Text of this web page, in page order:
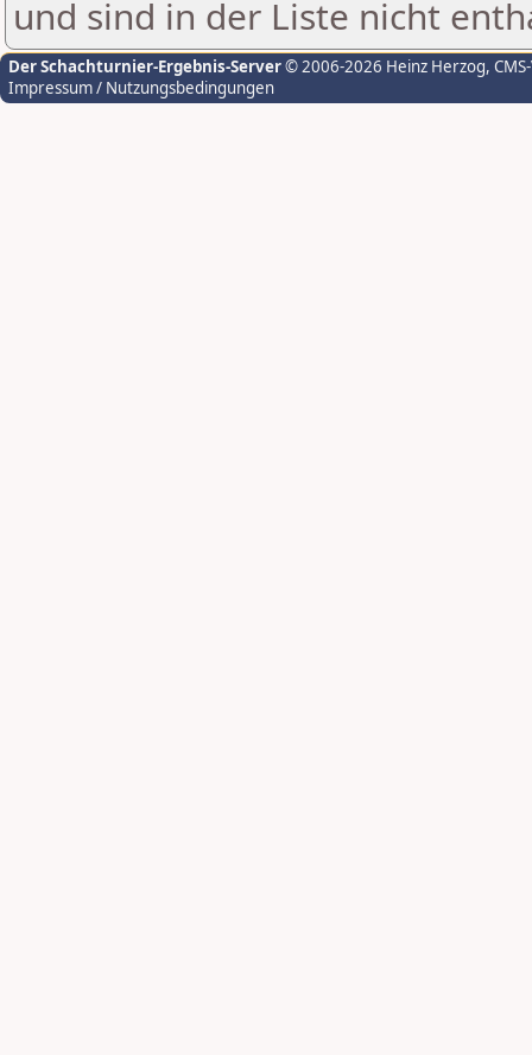
und sind in der Liste nicht
Der Schachturnier-Ergebnis-Server© 2006-2026 Heinz Herzog,
Impressum / Nutzungsbedingungen